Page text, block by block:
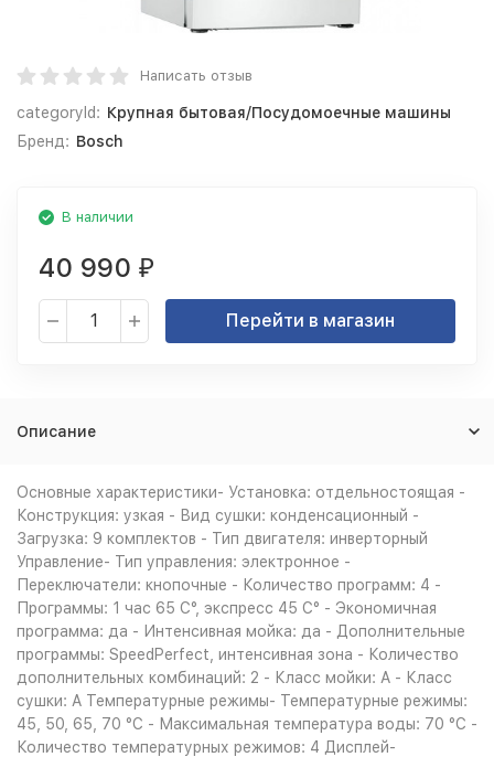
Написать отзыв
categoryId: Крупная бытовая/Посудомоечные машины
Бренд: Bosch
В наличии
40 990 ₽
Перейти в магазин
Описание
Основные характеристики- Установка: отдельностоящая -
Конструкция: узкая - Вид сушки: конденсационный -
Загрузка: 9 комплектов - Тип двигателя: инверторный
Управление- Тип управления: электронное -
Переключатели: кнопочные - Количество программ: 4 -
Программы: 1 час 65 C°, экспресс 45 C° - Экономичная
программа: да - Интенсивная мойка: да - Дополнительные
программы: SpeedPerfect, интенсивная зона - Количество
дополнительных комбинаций: 2 - Класс мойки: A - Класс
сушки: A Температурные режимы- Температурные режимы:
45, 50, 65, 70 °С - Максимальная температура воды: 70 °С -
Количество температурных режимов: 4 Дисплей-